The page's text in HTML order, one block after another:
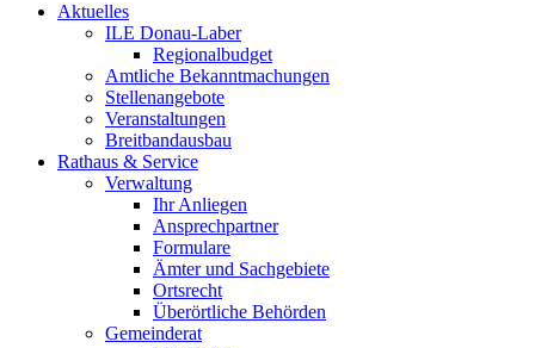
Aktuelles
ILE Donau-Laber
Regionalbudget
Amtliche Bekanntmachungen
Stellenangebote
Veranstaltungen
Breitbandausbau
Rathaus & Service
Verwaltung
Ihr Anliegen
Ansprechpartner
Formulare
Ämter und Sachgebiete
Ortsrecht
Überörtliche Behörden
Gemeinderat